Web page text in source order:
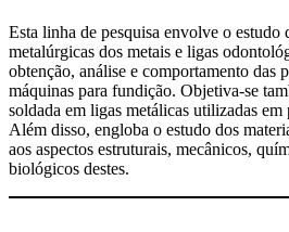
Esta linha de pesquisa envolve o estudo
metalúrgicas dos metais e ligas
obtenção, análise e comportamento das
máquinas para fundição. Objetiva-se
soldada em ligas metálicas utilizadas em
Além disso, engloba o estudo dos
aos aspectos estruturais, mecânicos,
biológicos destes.